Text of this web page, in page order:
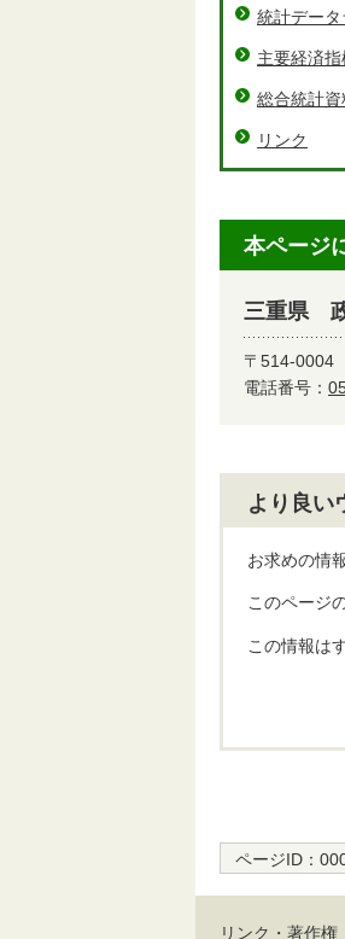
統計データ
主要経済指
総合統計資
リンク
本ページ
三重県
〒514-0004
電話番号：
より良い
お求めの情
このページ
この情報は
ページID：
リンク・著作権